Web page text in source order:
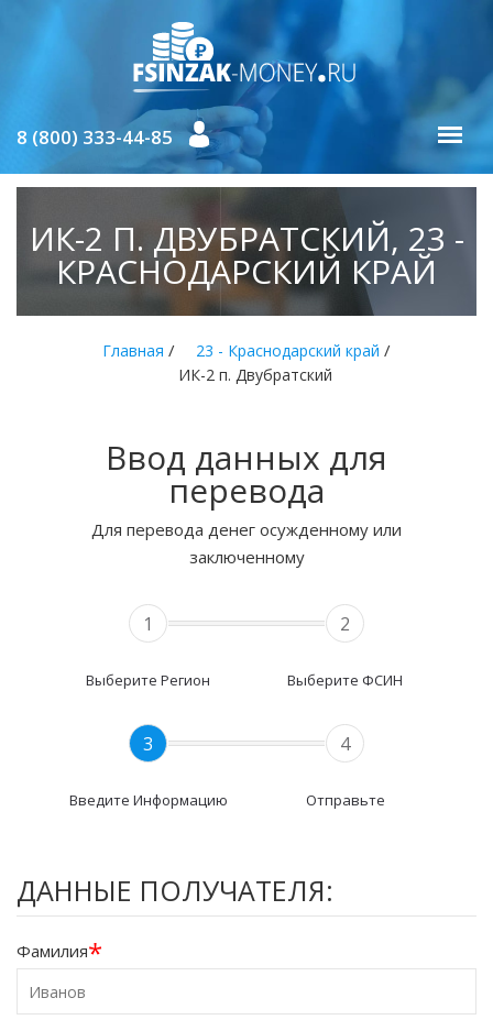
8 (800) 333-44-85
ИК-2 П. ДВУБРАТСКИЙ, 23 -
КРАСНОДАРСКИЙ КРАЙ
Главная / 23 - Краснодарский край /
ИК-2 п. Двубратский
Ввод данных для
перевода
Для перевода денег осужденному или
заключенному
1
Выберите Регион
2
Выберите ФСИН
3
Введите Информацию
4
Отправьте
ДАННЫЕ ПОЛУЧАТЕЛЯ:
Фамилия*